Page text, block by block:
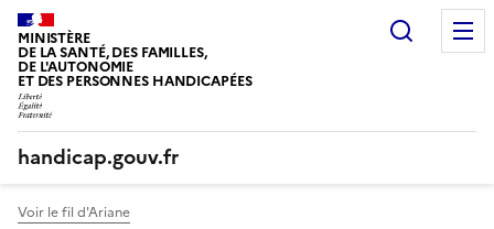
Panneau de gestion des cookies
MINISTÈRE
DE LA SANTÉ, DES FAMILLES,
DE L'AUTONOMIE
ET DES PERSONNES HANDICAPÉES
handicap.gouv.fr
Voir le fil d'Ariane